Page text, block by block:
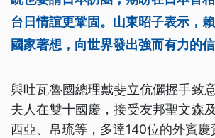
台日情誼更鞏固。山東昭子表示，
國家著想，向世界發出強而有力的信
與吐瓦魯國總理戴斐立伉儷握手致
夫人在雙十國慶，接受友邦聖文森
西亞、帛琉等，多達140位的外賓慶